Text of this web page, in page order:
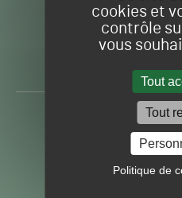
cookies et
contrôle
vous
Tout
Tout
Politique de
-
Toute